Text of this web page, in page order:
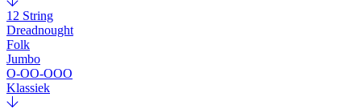
12 String
Dreadnought
Folk
Jumbo
O-OO-OOO
Klassiek